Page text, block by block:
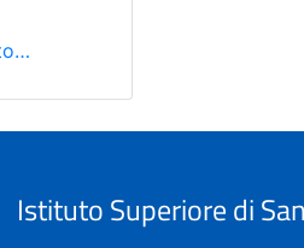
Istituto Superiore di